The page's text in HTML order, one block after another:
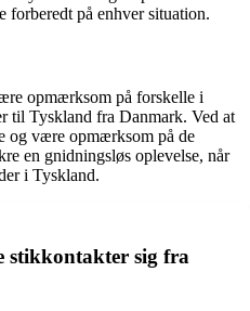
forberedt på enhver situation.
opmærksom på forskelle i
til Tyskland fra Danmark. Ved at
og være opmærksom på de
en gnidningsløs oplevelse, når
i Tyskland.
stikkontakter sig fra